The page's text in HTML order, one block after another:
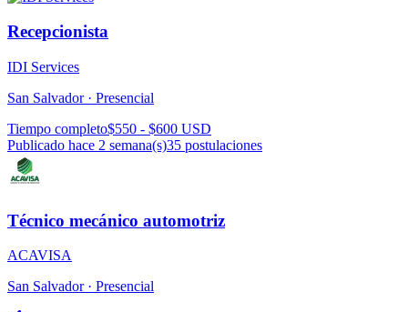
Recepcionista
IDI Services
San Salvador · Presencial
Tiempo completo$550 - $600 USD
Publicado hace 2 semana(s)35 postulaciones
Técnico mecánico automotriz
ACAVISA
San Salvador · Presencial